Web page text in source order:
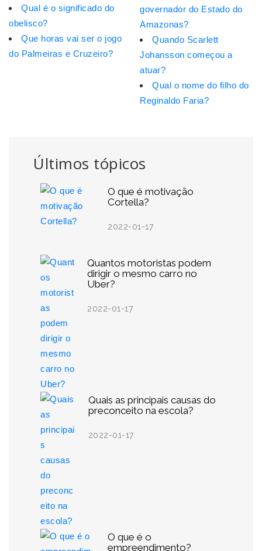
Últimos tópicos
O que é motivação
Cortella?
2022-01-17
Quantos motoristas podem
dirigir o mesmo carro no
Uber?
2022-01-17
Quais as principais causas do
preconceito na escola?
2022-01-17
O que é o
empreendimento?
Qual é o significado do
obelisco?
Que horas vai ser o jogo
do Palmeiras e Cruzeiro?
governador do Estado do
Amazonas?
Quando Scarlett
Johansson começou a
atuar?
Qual o nome do filho do
Reginaldo Faria?